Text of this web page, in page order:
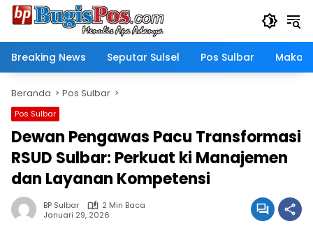
Langsung
Breaking News
Seputar Sulsel Pos Sulbar
Beranda Pos Sulbar
Pos Sulbar
Dewan Pengawas Pacu Transformasi
RSUD Sulbar: Perkuat ki Manajemen
dan Layanan Kompetensi
BP Sulbar
2 Min Baca
Januari 29, 2026